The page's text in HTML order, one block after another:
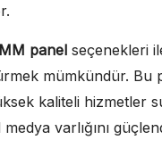
panel seçenekleri
mümkündür. Bu
kaliteli hizmetler
varlığını